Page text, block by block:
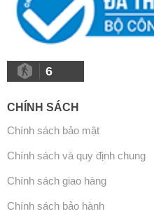
6
CHÍNH SÁCH
Chính sách bảo mật
Chính sách và quy định chung
Chính sách giao hàng
Chính sách bảo hành